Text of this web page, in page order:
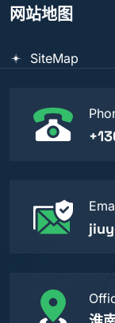
网站地图
SiteMap